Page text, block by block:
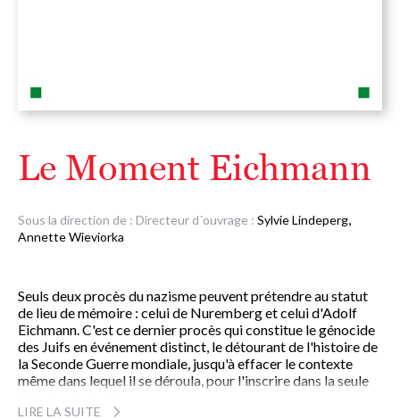
Le Moment Eichmann
Sous la direction de : Directeur d´ouvrage : Sylvie Lindeperg
Annette Wieviorka
Seuls deux procès du nazisme peuvent prétendre au statut
de lieu de mémoire : celui de Nuremberg et celui d'Adolf
Eichmann. C'est ce dernier procès qui constitue le génocide
des Juifs en événement distinct, le détourant de l'histoire de
la Seconde Guerre mondiale, jusqu'à effacer le contexte
même dans lequel il se déroula, pour l'inscrire dans la seule
LIRE LA SUITE